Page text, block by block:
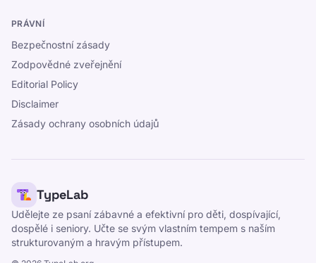
PRÁVNÍ
Bezpečnostní zásady
Zodpovědné zveřejnění
Editorial Policy
Disclaimer
Zásady ochrany osobních údajů
TypeLab
Udělejte ze psaní zábavné a efektivní pro děti, dospívající,
dospělé i seniory. Učte se svým vlastním tempem s naším
strukturovaným a hravým přístupem.